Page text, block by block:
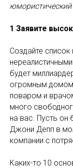
юмористический
1 Заявите
Создайте список
будет
огромным
поваром и
много
на вас. Пусть он
Джони Депп в
компании с
Каких-то 10